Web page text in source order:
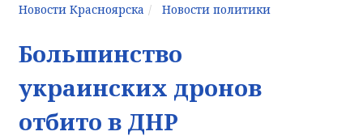
Новости Красноярска Новости политики
Большинство
украинских дронов
отбито в ДНР